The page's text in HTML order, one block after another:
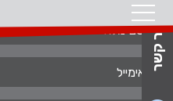
צור קשר